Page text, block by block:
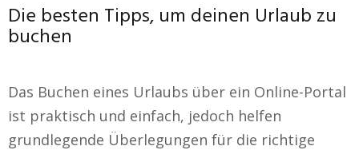
Die besten Tipps, um deinen Urlaub zu
buchen
Das Buchen eines Urlaubs über ein Online-Portal
ist praktisch und einfach, jedoch helfen
grundlegende Überlegungen für die richtige